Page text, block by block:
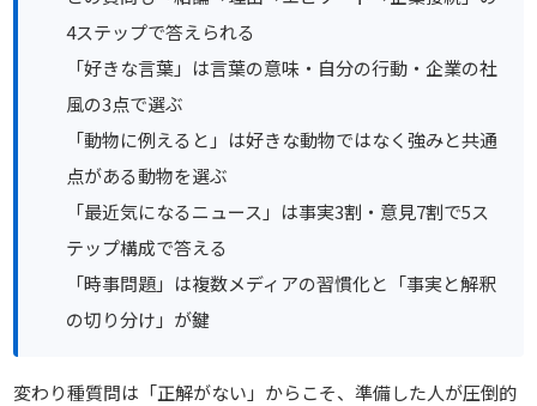
4ステップで答えられる
「好きな言葉」は言葉の意味・自分の行動・企業の社
風の3点で選ぶ
「動物に例えると」は好きな動物ではなく強みと共通
点がある動物を選ぶ
「最近気になるニュース」は事実3割・意見7割で5ス
テップ構成で答える
「時事問題」は複数メディアの習慣化と「事実と解釈
の切り分け」が鍵
変わり種質問は「正解がない」からこそ、準備した人が圧倒的